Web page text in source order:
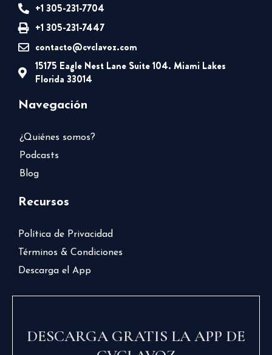
+1 305-231-7704
+1 305-231-7447
contacto@cvclavoz.com
15175 Eagle Nest Lane Suite 104. Miami Lakes
Florida 33014
Navegación
¿Quiénes somos?
Podcasts
Blog
Recursos
Política de Privacidad
Términos & Condiciones
Descarga el App
DESCARGA GRATIS LA APP DE